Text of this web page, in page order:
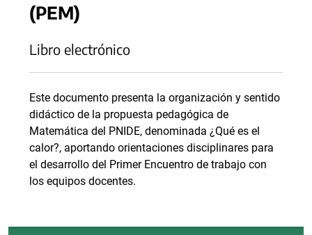
(PEM)
Libro electrónico
Este documento presenta la organización y sentido
didáctico de la propuesta pedagógica de
Matemática del PNIDE, denominada ¿Qué es el
calor?, aportando orientaciones disciplinares para
el desarrollo del Primer Encuentro de trabajo con
los equipos docentes.